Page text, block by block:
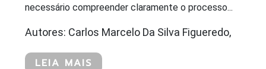
necessário compreender claramente o processo...
Autores: Carlos Marcelo Da Silva Figueredo,
LEIA MAIS